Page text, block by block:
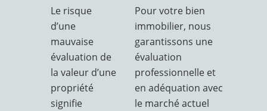
Le risque
d’une
mauvaise
évaluation de
la valeur d’une
propriété
signifie
Pour votre bien
immobilier, nous
garantissons une
évaluation
professionnelle et
en adéquation avec
le marché actuel